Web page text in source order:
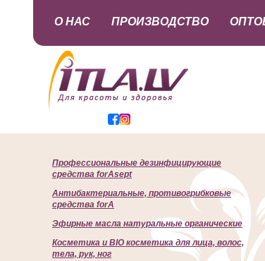
О НАС ПРОИЗВОДСТВО
Профессиональные дезинфицирующие
средства forAsept
Антибактериальные, противогрибковые
средства forA
Эфирные масла натуральные органические
Косметика и BIO косметика для лица, волос,
тела, рук, ног